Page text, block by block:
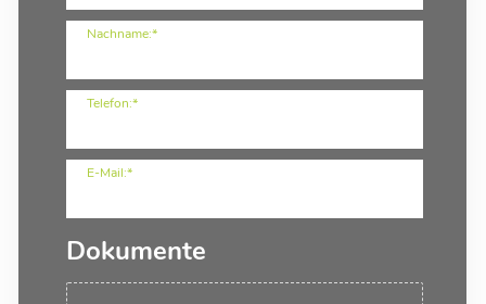
Nachname:*
Telefon:*
E-Mail:*
Dokumente